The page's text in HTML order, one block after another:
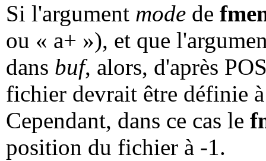
Si l'argument mode de
ou « a+ »), et que
dans buf, alors, d'après
fichier devrait être définie
Cependant, dans ce cas le
position du fichier à -1.